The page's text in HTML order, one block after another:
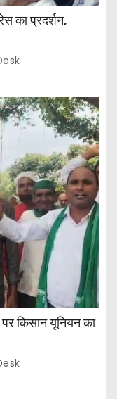
का प्रदर्शन,
किसान यूनियन का